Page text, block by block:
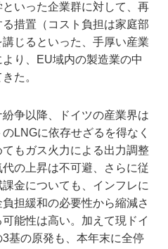
いった企業群に対して、再
措置（コスト負担は家庭部
じるといった、手厚い産業
り、EU域内の製造業の中
た。
争以降、ドイツの産業界は
LNGに依存せざるを得なく
もガス火力による出力調整
の上昇は不可避、さらに従
金についても、インフレに
担緩和の必要性から縮減さ
能性は高い。加えて現ドイ
基の原発も、本年末に全停